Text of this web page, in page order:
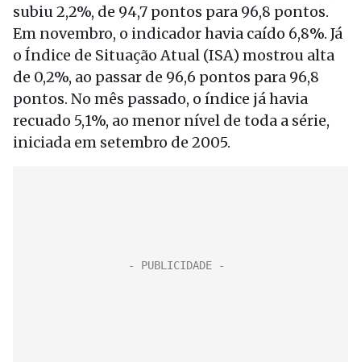
subiu 2,2%, de 94,7 pontos para 96,8 pontos.
Em novembro, o indicador havia caído 6,8%. Já
o Índice de Situação Atual (ISA) mostrou alta
de 0,2%, ao passar de 96,6 pontos para 96,8
pontos. No mês passado, o índice já havia
recuado 5,1%, ao menor nível de toda a série,
iniciada em setembro de 2005.